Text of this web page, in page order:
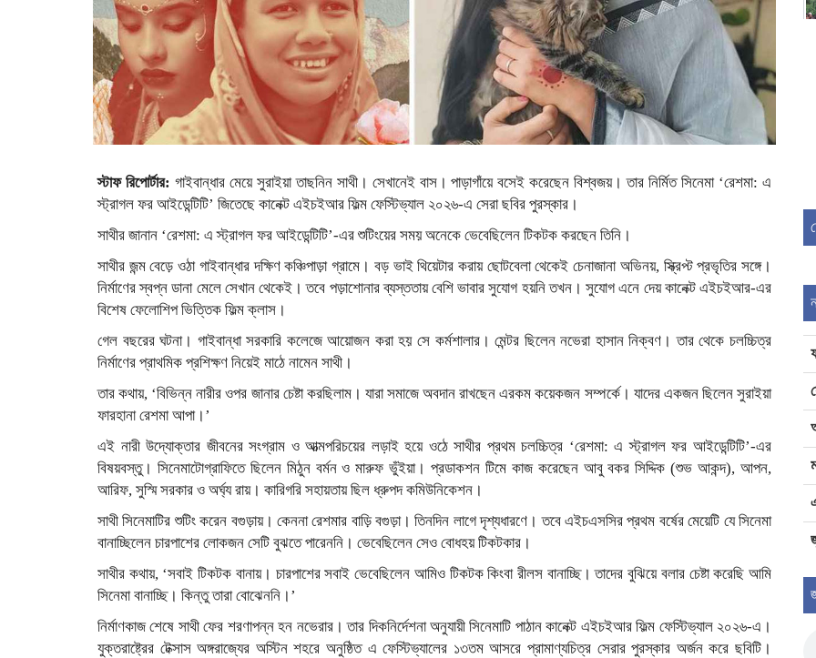
স্টাফ রিপোর্টার: গাইবান্ধার মেয়ে সুরাইয়া তাছনিন সাথী। সেখানেই বাস। পাড়াগাঁয়ে বসেই করেছেন বিশ্বজয়। তার নির্মিত সিনেমা ‘রেশমা: এ
স্ট্রাগল ফর আইডেন্টিটি’ জিতেছে কানেক্ট এইচইআর ফিল্ম ফেস্টিভ্যাল ২০২৬-এ সেরা ছবির পুরস্কার।
সাথীর জানান ‘রেশমা: এ স্ট্রাগল ফর আইডেন্টিটি’-এর শুটিংয়ের সময় অনেকে ভেবেছিলেন টিকটক করছেন তিনি।
সাথীর জন্ম বেড়ে ওঠা গাইবান্ধার দক্ষিণ কঞ্চিপাড়া গ্রামে। বড় ভাই থিয়েটার করায় ছোটবেলা থেকেই চেনাজানা অভিনয়, স্ক্রিপ্ট প্রভৃতির সঙ্গে।
নির্মাণের স্বপ্ন ডানা মেলে সেখান থেকেই। তবে পড়াশোনার ব্যস্ততায় বেশি ভাবার সুযোগ হয়নি তখন। সুযোগ এনে দেয় কানেক্ট এইচইআর-এর
বিশেষ ফেলোশিপ ভিত্তিক ফিল্ম ক্লাস।
গেল বছরের ঘটনা। গাইবান্ধা সরকারি কলেজে আয়োজন করা হয় সে কর্মশালার। মেন্টর ছিলেন নভেরা হাসান নিক্বণ। তার থেকে চলচ্চিত্র
নির্মাণের প্রাথমিক প্রশিক্ষণ নিয়েই মাঠে নামেন সাথী।
তার কথায়, ‘বিভিন্ন নারীর ওপর জানার চেষ্টা করছিলাম। যারা সমাজে অবদান রাখছেন এরকম কয়েকজন সম্পর্কে। যাদের একজন ছিলেন সুরাইয়া
ফারহানা রেশমা আপা।’
এই নারী উদ্যোক্তার জীবনের সংগ্রাম ও আত্মপরিচয়ের লড়াই হয়ে ওঠে সাথীর প্রথম চলচ্চিত্র ‘রেশমা: এ স্ট্রাগল ফর আইডেন্টিটি’-এর
বিষয়বস্তু। সিনেমাটোগ্রাফিতে ছিলেন মিঠুন বর্মন ও মারুফ ভুঁইয়া। প্রডাকশন টিমে কাজ করেছেন আবু বকর সিদ্দিক (শুভ আকন্দ), আপন,
আরিফ, সুস্মি সরকার ও অর্ঘ্য রায়। কারিগরি সহায়তায় ছিল ধ্রুপদ কমিউনিকেশন।
সাথী সিনেমাটির শুটিং করেন বগুড়ায়। কেননা রেশমার বাড়ি বগুড়া। তিনদিন লাগে দৃশ্যধারণে। তবে এইচএসসির প্রথম বর্ষের মেয়েটি যে সিনেমা
বানাচ্ছিলেন চারপাশের লোকজন সেটি বুঝতে পারেননি। ভেবেছিলেন সেও বোধহয় টিকটকার।
সাথীর কথায়, ‘সবাই টিকটক বানায়। চারপাশের সবাই ভেবেছিলেন আমিও টিকটক কিংবা রীলস বানাচ্ছি। তাদের বুঝিয়ে বলার চেষ্টা করেছি আমি
সিনেমা বানাচ্ছি। কিন্তু তারা বোঝেননি।’
নির্মাণকাজ শেষে সাথী ফের শরণাপন্ন হন নভেরার। তার দিকনির্দেশনা অনুযায়ী সিনেমাটি পাঠান কানেক্ট এইচইআর ফিল্ম ফেস্টিভ্যাল ২০২৬-এ।
যুক্তরাষ্ট্রের টেক্সাস অঙ্গরাজ্যের অস্টিন শহরে অনুষ্ঠিত এ ফেস্টিভ্যালের ১৩তম আসরে প্রামাণ্যচিত্র সেরার পুরস্কার অর্জন করে ছবিটি।